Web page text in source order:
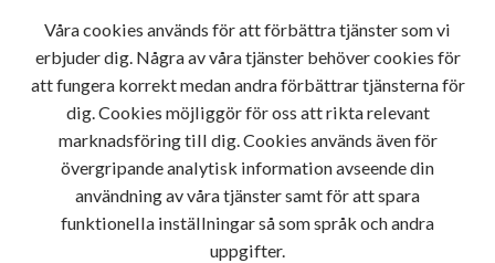
Våra cookies används för att förbättra tjänster som vi
erbjuder dig. Några av våra tjänster behöver cookies för
att fungera korrekt medan andra förbättrar tjänsterna för
dig. Cookies möjliggör för oss att rikta relevant
marknadsföring till dig. Cookies används även för
övergripande analytisk information avseende din
användning av våra tjänster samt för att spara
funktionella inställningar så som språk och andra
uppgifter.